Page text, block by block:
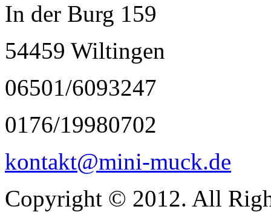
In der Burg 159
54459 Wiltingen
06501/6093247
0176/19980702
kontakt@mini-muck.de
Copyright © 2012. All